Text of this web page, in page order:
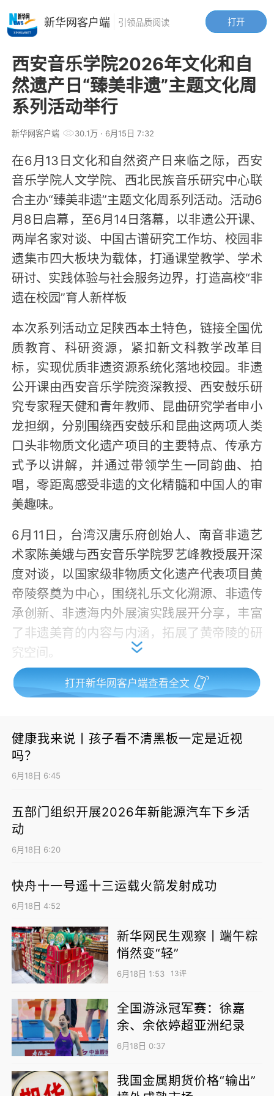
西安音乐学院2026年文化和自
然遗产日“臻美非遗”主题文化周
系列活动举行
新华网客户端 30.1万 · 6月15日 7:32
在6月13日文化和自然资产日来临之际，西安
音乐学院人文学院、西北民族音乐研究中心联
合主办“臻美非遗”主题文化周系列活动。活动6
月8日启幕，至6月14日落幕，以非遗公开课、
两岸名家对谈、中国古谱研究工作坊、校园非
遗集市四大板块为载体，打通课堂教学、学术
研讨、实践体验与社会服务边界，打造高校“非
遗在校园”育人新样板
本次系列活动立足陕西本土特色，链接全国优
质教育、科研资源，紧扣新文科教学改革目
标，实现优质非遗资源系统化落地校园。非遗
公开课由西安音乐学院资深教授、西安鼓乐研
究专家程天健和青年教师、昆曲研究学者申小
龙担纲，分别围绕西安鼓乐和昆曲这两项人类
口头非物质文化遗产项目的主要特点、传承方
式予以讲解，并通过带领学生一同韵曲、拍
唱，零距离感受非遗的文化精髓和中国人的审
美趣味。
6月11日，台湾汉唐乐府创始人、南音非遗艺
术家陈美娥与西安音乐学院罗艺峰教授展开深
度对谈，以国家级非物质文化遗产代表项目黄
帝陵祭奠为中心，围绕礼乐文化溯源、非遗传
承创新、非遗海内外展演实践展开分享，丰富
了非遗美育的内容与内涵，拓展了黄帝陵的研
究空间。
名家对谈
6月13日文化和自然遗产日当天，中国古谱研
究工作坊作为核心活动如期举办。中国古谱是
承载中华传统音乐的重要载体，是中国人独特
音乐实践和审美选择的证明。来自中央音乐学
院、中国音乐学院、上海音乐学院、新疆艺术
学院、浙江音乐学院等八余专业院校古谱研究
领域顶尖专家齐聚一堂，围绕古谱文献考释、
打开新华网客户端查看全文
健康我来说丨孩子看不清黑板一定是近视
吗？
6月18日 6:45
五部门组织开展2026年新能源汽车下乡活
动
6月18日 6:20
快舟十一号遥十三运载火箭发射成功
6月18日 4:52
新华网民生观察丨端午粽
悄然变“轻”
6月18日 1:53 13评
全国游泳冠军赛：徐嘉
余、余依婷超亚洲纪录
6月18日 0:37
我国金属期货价格“输出”
打开
新华网客户端 引领品质阅读